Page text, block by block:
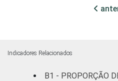
¹Base: 1.386
coletados entre
Indicadores Relacionados
B1 - PROPORÇÃO